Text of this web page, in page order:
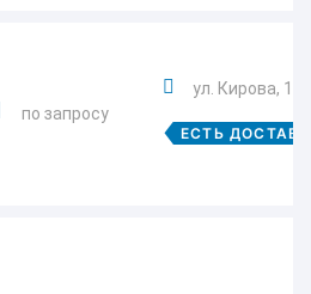
по запросу
ул. Кирова,
ЕСТЬ